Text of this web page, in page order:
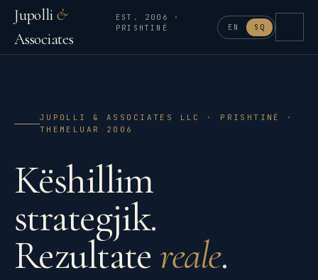
Jupolli&
Associates
EST. 2006 ·
PRISHTINË
EN SQ
JUPOLLI & ASSOCIATES LLC · PRISHTINË ·
THEMELUAR 2006
Këshillim
strategjik.
Rezultate reale.